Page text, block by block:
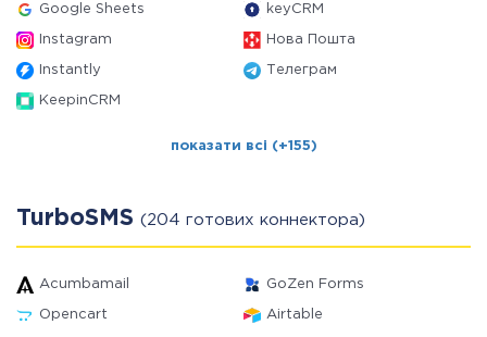
Google Sheets keyCRM
Instagram Нова Пошта
Instantly Телеграм
KeepinCRM
показати всі (+155)
TurboSMS (204 готових коннектора)
Acumbamail GoZen Forms
Opencart Airtable